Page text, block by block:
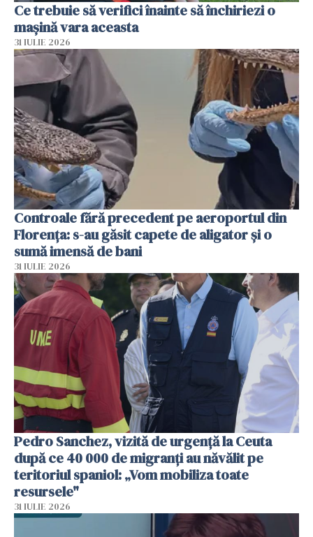
Ce trebuie să verifici înainte să închiriezi o
mașină vara aceasta
31 IULIE 2026
Controale fără precedent pe aeroportul din
Florența: s-au găsit capete de aligator și o
sumă imensă de bani
31 IULIE 2026
Pedro Sanchez, vizită de urgență la Ceuta
după ce 40 000 de migranți au năvălit pe
teritoriul spaniol: „Vom mobiliza toate
resursele"
31 IULIE 2026